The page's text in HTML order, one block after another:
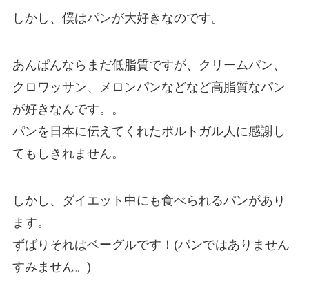
しかし、僕はパンが大好きなのです。
あんぱんならまだ低脂質ですが、クリームパン、
クロワッサン、メロンパンなどなど高脂質なパン
が好きなんです。。
パンを日本に伝えてくれたポルトガル人に感謝し
てもしきれません。
しかし、ダイエット中にも食べられるパンがあり
ます。
ずばりそれはベーグルです！(パンではありません
すみません。)